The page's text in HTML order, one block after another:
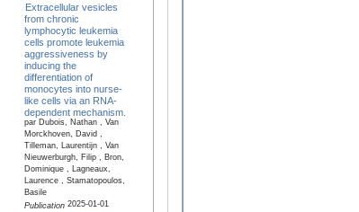
Extracellular vesicles
from chronic
lymphocytic leukemia
cells promote leukemia
aggressiveness by
inducing the
differentiation of
monocytes into nurse-
like cells via an RNA-
dependent mechanism.
par Dubois, Nathan , Van
Morckhoven, David ,
Tilleman, Laurentijn , Van
Nieuwerburgh, Filip , Bron,
Dominique , Lagneaux,
Laurence , Stamatopoulos,
Basile
Publication2025-01-01